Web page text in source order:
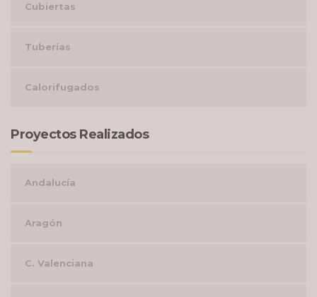
Cubiertas
Tuberías
Calorifugados
Proyectos Realizados
Andalucía
Aragón
C. Valenciana